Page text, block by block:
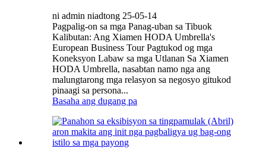
ni admin niadtong 25-05-14
Pagpalig-on sa mga Panag-uban sa Tibuok
Kalibutan: Ang Xiamen HODA Umbrella's
European Business Tour Pagtukod og mga
Koneksyon Labaw sa mga Utlanan Sa Xiamen
HODA Umbrella, nasabtan namo nga ang
malungtarong mga relasyon sa negosyo gitukod
pinaagi sa persona...
Basaha ang dugang pa